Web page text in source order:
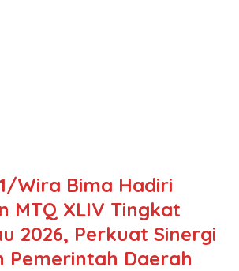
Wira Bima Hadiri
MTQ XLIV Tingkat
2026, Perkuat Sinergi
Pemerintah Daerah